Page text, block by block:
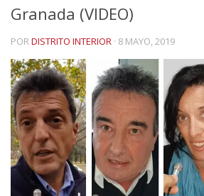
Granada (VIDEO)
PORDISTRITO INTERIOR · 8 MAYO, 2019